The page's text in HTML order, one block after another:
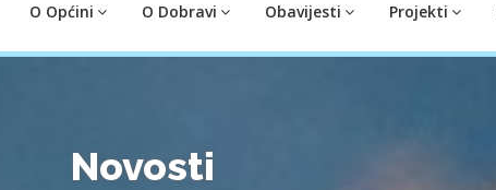
O Općini O Dobravi Obavijesti Projekti
Novosti